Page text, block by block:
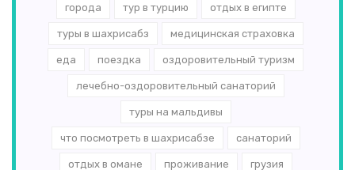
города тур в турцию отдых в египте
туры в шахрисабз медицинская страховка
еда поездка оздоровительный туризм
лечебно-оздоровительный санаторий
туры на мальдивы
что посмотреть в шахрисабзе санаторий
отдых в омане проживание грузия